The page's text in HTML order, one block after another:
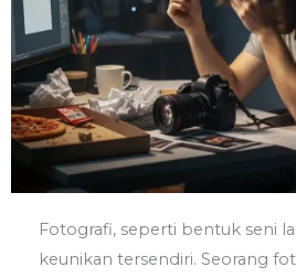
Fotografi, seperti bentuk seni
keunikan tersendiri. Seorang